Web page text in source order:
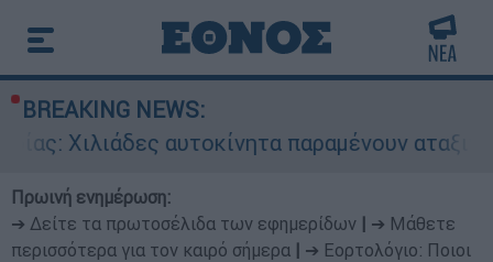
BREAKING NEWS:
αυτοκίνητα παραμένουν αταξινόμητα -
Πρωινή ενημέρωση:
➔ Δείτε τα πρωτοσέλιδα των εφημερίδων
➔ Μάθετε
περισσότερα για τον καιρό σήμερα
➔ Εορτολόγιο: Ποιοι